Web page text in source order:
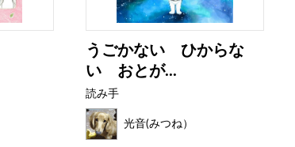
うごかない ひからな
い おとが...
読み手
光音(みつね）